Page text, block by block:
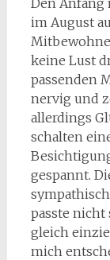
Den Anfang
im August
keine Lust
passenden
nervig und
allerdings
schalten
gespannt.
passte nicht
gleich
mich